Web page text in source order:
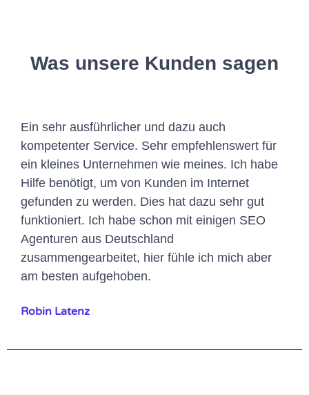
Was unsere Kunden sagen
Ein sehr ausführlicher und dazu auch
kompetenter Service. Sehr empfehlenswert für
ein kleines Unternehmen wie meines. Ich habe
Hilfe benötigt, um von Kunden im Internet
gefunden zu werden. Dies hat dazu sehr gut
funktioniert. Ich habe schon mit einigen SEO
Agenturen aus Deutschland
zusammengearbeitet, hier fühle ich mich aber
am besten aufgehoben.
Robin Latenz